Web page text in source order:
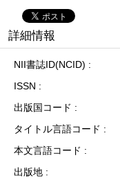
詳細情報
NII書誌ID(NCID)
ISSN
出版国コード
タイトル言語コード
本文言語コード
出版地